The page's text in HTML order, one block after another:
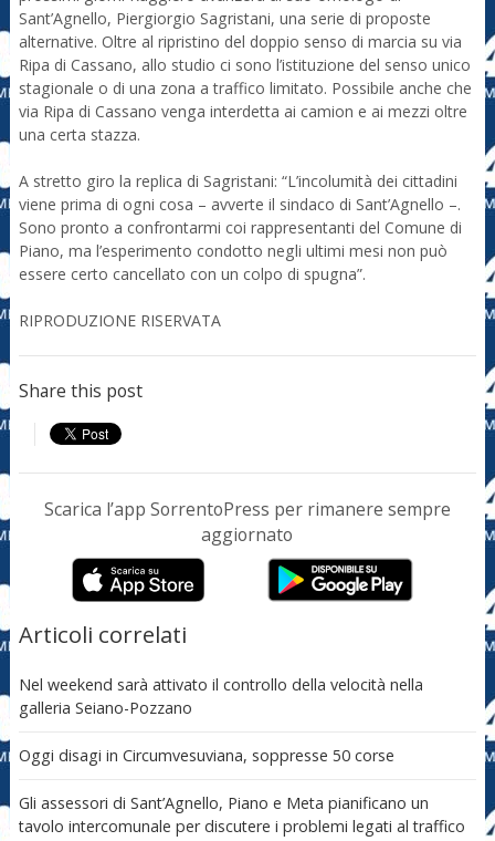
Sant’Agnello, Piergiorgio Sagristani, una serie di proposte
alternative. Oltre al ripristino del doppio senso di marcia su via
Ripa di Cassano, allo studio ci sono l’istituzione del senso unico
stagionale o di una zona a traffico limitato. Possibile anche che
via Ripa di Cassano venga interdetta ai camion e ai mezzi oltre
una certa stazza.
A stretto giro la replica di Sagristani: “L’incolumità dei cittadini
viene prima di ogni cosa – avverte il sindaco di Sant’Agnello –.
Sono pronto a confrontarmi coi rappresentanti del Comune di
Piano, ma l’esperimento condotto negli ultimi mesi non può
essere certo cancellato con un colpo di spugna”.
RIPRODUZIONE RISERVATA
Share this post
Scarica l’app SorrentoPress per rimanere sempre
aggiornato
Articoli correlati
Nel weekend sarà attivato il controllo della velocità nella
galleria Seiano-Pozzano
Oggi disagi in Circumvesuviana, soppresse 50 corse
Gli assessori di Sant’Agnello, Piano e Meta pianificano un
tavolo intercomunale per discutere i problemi legati al traffico